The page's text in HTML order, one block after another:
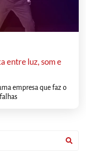
entre luz, som e
empresa que faz o